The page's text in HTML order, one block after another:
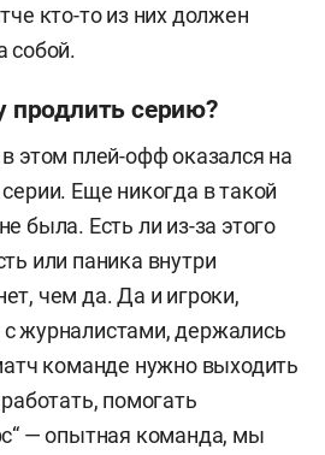
кто-то из них должен
собой.
продлить серию?
этом плей-офф оказался на
Еще никогда в такой
была. Есть ли из-за этого
или паника внутри
чем да. Да и игроки,
журналистами, держались
команде нужно выходить
помогать
— опытная команда, мы